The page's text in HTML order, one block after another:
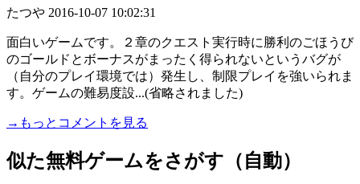
たつや 2016-10-07 10:02:31
面白いゲームです。２章のクエスト実行時に勝利のごほうび
のゴールドとボーナスがまったく得られないというバグが
（自分のプレイ環境では）発生し、制限プレイを強いられま
す。ゲームの難易度設...(省略されました)
→もっとコメントを見る
似た無料ゲームをさがす（自動）